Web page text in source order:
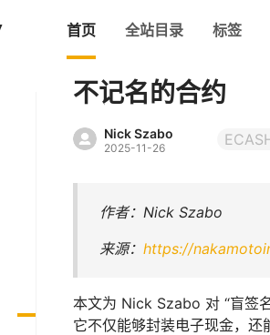
首页 全站目录 标签
不记名的合约
Nick Szabo
2025-11-26
作者：Nick Szabo
来源： https://
本文为 Nick Szabo 对 “盲签
它不仅能够封装电子现金，